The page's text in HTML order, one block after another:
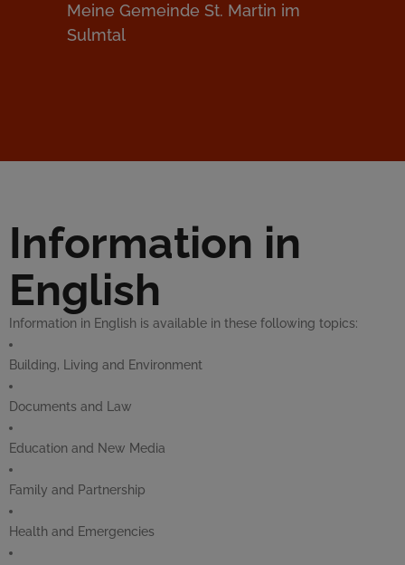
Meine Gemeinde St. Martin im
Sulmtal
Information in
English
Information in English is available in these following topics:
Building, Living and Environment
Documents and Law
Education and New Media
Family and Partnership
Health and Emergencies